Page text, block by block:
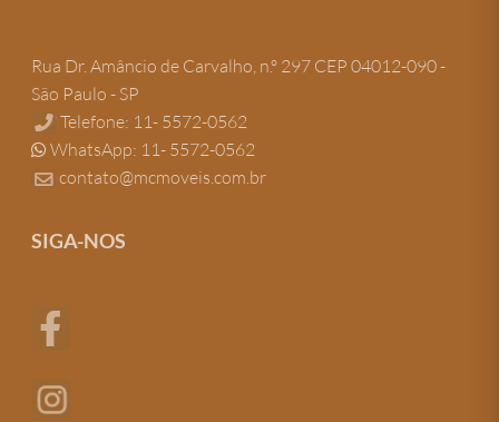
Rua Dr. Amâncio de Carvalho, n.º 297 CEP 04012-090 -
São Paulo - SP
Telefone: 11- 5572-0562
WhatsApp: 11- 5572-0562
contato@mcmoveis.com.br
SIGA-NOS